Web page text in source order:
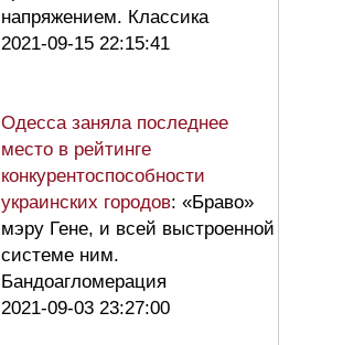
напряжением. Классика
2021-09-15 22:15:41
Одесса заняла последнее
место в рейтинге
конкурентоспособности
украинских городов: «Браво»
мэру Гене, и всей выстроенной
системе ним.
Бандоагломерация
2021-09-03 23:27:00